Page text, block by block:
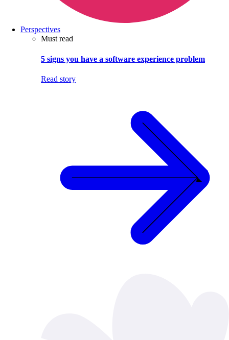
Perspectives
Must read
5 signs you have a software experience problem
Read story